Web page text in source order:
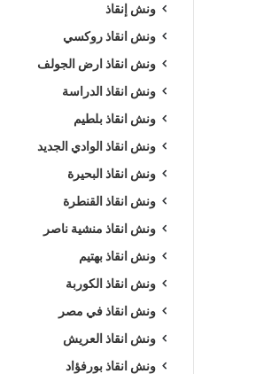
ونش إنقاذ
ونش انقاذ روكسي
ونش انقاذ ارض الجولف
ونش انقاذ الدراسة
ونش انقاذ بلطيم
ونش انقاذ الوادي الجديد
ونش انقاذ البحيرة
ونش انقاذ القنطرة
ونش انقاذ منشية ناصر
ونش انقاذ بهتيم
ونش انقاذ الكوربة
ونش انقاذ في مصر
ونش انقاذ العريش
ونش انقاذ بورفؤاد